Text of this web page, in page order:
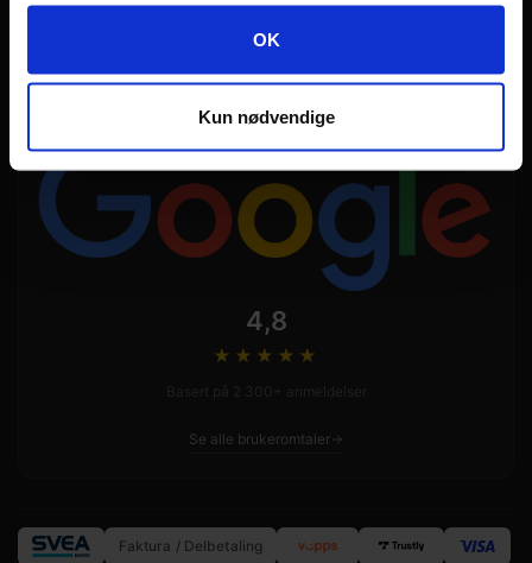
Googles retningslinjer for personvern
OK
Kun nødvendige
kundeservice@gamezone.no
E-post besvares senest neste virkedag.
4,8
★★★★ ★
Se alle brukeromtaler
Faktura / Delbetaling